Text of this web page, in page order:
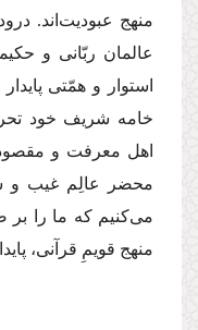
منهج عبودیت‌اند.
عالمان ربّانی و
استوار و همّتی
خامه شریف خود
اهل معرفت و مقصود
محضر عالِم غیب و
می‌كنیم كه ما را بر
منهج قویمِ قرآنی،